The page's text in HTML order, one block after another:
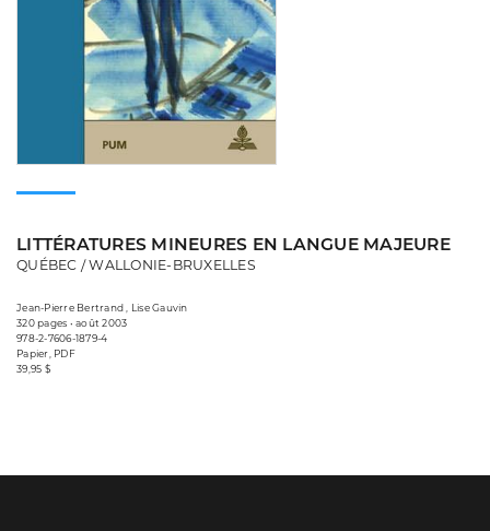
LITTÉRATURES MINEURES EN LANGUE MAJEURE
QUÉBEC / WALLONIE-BRUXELLES
Jean-Pierre Bertrand , Lise Gauvin
320 pages • août 2003
978-2-7606-1879-4
Papier, PDF
39,95 $